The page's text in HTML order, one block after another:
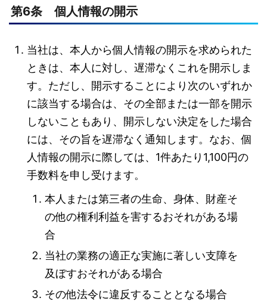
第6条 個人情報の開示
当社は、本人から個人情報の開示を求められた
ときは、本人に対し、遅滞なくこれを開示しま
す。ただし、開示することにより次のいずれか
に該当する場合は、その全部または一部を開示
しないこともあり、開示しない決定をした場合
には、その旨を遅滞なく通知します。なお、個
人情報の開示に際しては、1件あたり1,100円の
手数料を申し受けます。
本人または第三者の生命、身体、財産そ
の他の権利利益を害するおそれがある場
合
当社の業務の適正な実施に著しい支障を
及ぼすおそれがある場合
その他法令に違反することとなる場合